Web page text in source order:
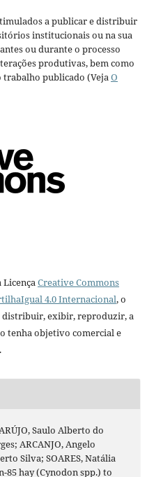
a publicar e distribuir
institucionais ou na sua
ou durante o processo
produtivas, bem como
trabalho publicado (Veja O
LicençaCreative Commons
4.0 Internacional, o
exibir, reproduzir, a
tenha objetivo comercial e
Saulo Alberto do
ARCANJO, Angelo
Silva; SOARES, Natália
85 hay (Cynodon spp.) to